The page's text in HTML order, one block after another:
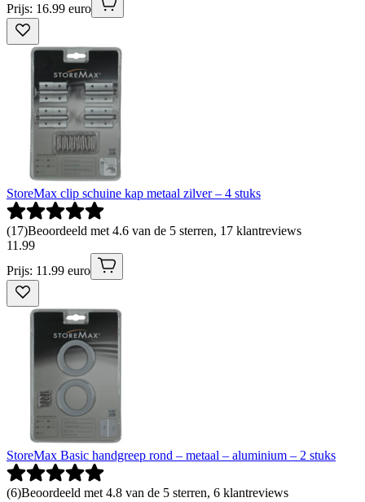
Prijs: 16.99 euro
StoreMax clip schuine kap metaal zilver – 4 stuks
(17)Beoordeeld met 4.6 van de 5 sterren, 17 klantreviews
11 .99
Prijs: 11.99 euro
StoreMax Basic handgreep rond – metaal – aluminium – 2 stuks
(6)Beoordeeld met 4.8 van de 5 sterren, 6 klantreviews